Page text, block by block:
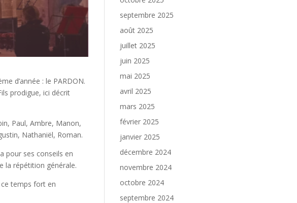
d’année : le PARDON.
prodigue, ici décrit
Paul, Ambre, Manon,
Nathaniël, Roman.
pour ses conseils en
la répétition générale.
temps fort en
septembre 2025
août 2025
juillet 2025
juin 2025
mai 2025
avril 2025
mars 2025
février 2025
janvier 2025
décembre 2024
novembre 2024
octobre 2024
septembre 2024